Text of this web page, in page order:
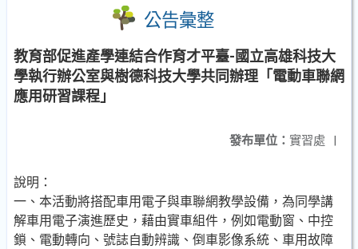
公告彙整
教育部促進產學連結合作育才平臺-國立高雄科技大
學執行辦公室與樹德科技大學共同辦理「電動車聯網
應用研習課程」
發布單位： 實習處 |
說明：
一、本活動將搭配車用電子與車聯網教學設備，為同學講
解車用電子演進歷史，藉由實車組件，例如電動窗、中控
鎖、電動轉向、號誌自動辨識、倒車影像系統、車用故障